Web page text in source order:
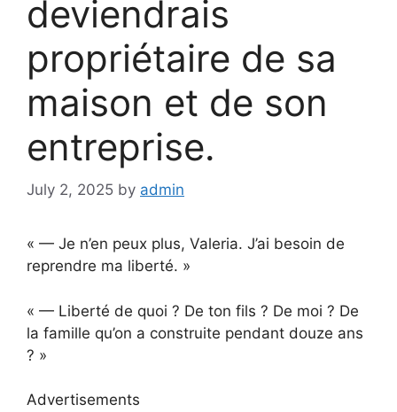
deviendrais
propriétaire de sa
maison et de son
entreprise.
July 2, 2025 by admin
« — Je n’en peux plus, Valeria. J’ai besoin de
reprendre ma liberté. »
« — Liberté de quoi ? De ton fils ? De moi ? De
la famille qu’on a construite pendant douze ans
? »
Advertisements